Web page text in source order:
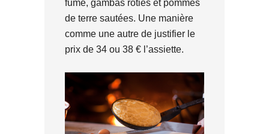
fumé, gambas rôties et pommes
de terre sautées. Une manière
comme une autre de justifier le
prix de 34 ou 38 € l’assiette.